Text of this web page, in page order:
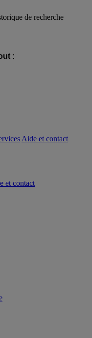
de recherche
:
Aide et contact
et contact